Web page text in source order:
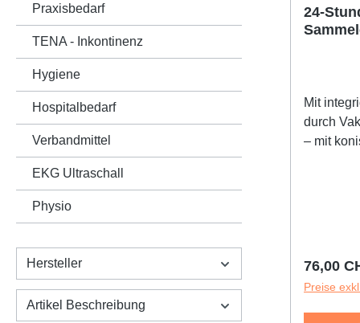
Praxisbedarf
TENA - Inkontinenz
Hygiene
Hospitalbedarf
Verbandmittel
EKG Ultraschall
Physio
Hersteller
Artikel Beschreibung
24-
Mit
durch
– mit
die
76,00
Preise